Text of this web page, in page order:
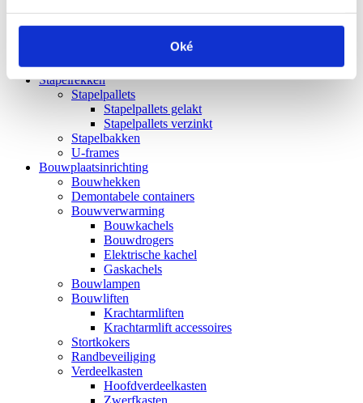
Oké
Veiligheidsborden
Stapelrekken
Stapelpallets
Stapelpallets gelakt
Stapelpallets verzinkt
Stapelbakken
U-frames
Bouwplaatsinrichting
Bouwhekken
Demontabele containers
Bouwverwarming
Bouwkachels
Bouwdrogers
Elektrische kachel
Gaskachels
Bouwlampen
Bouwliften
Krachtarmliften
Krachtarmlift accessoires
Stortkokers
Randbeveiliging
Verdeelkasten
Hoofdverdeelkasten
Zwerfkasten